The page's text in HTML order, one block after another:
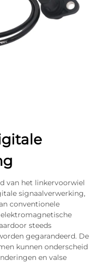
van het linkervoorwiel
signaalverwerking,
conventionele
steeds
gegarandeerd. De
kunnen onderscheid
en valse